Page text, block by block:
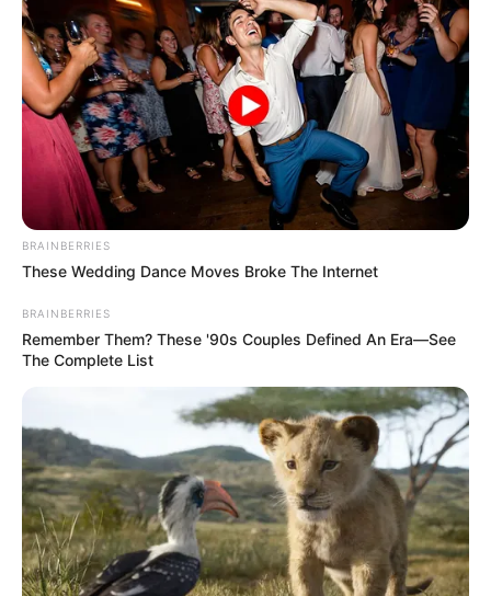
BRAINBERRIES
These Wedding Dance Moves Broke The Internet
BRAINBERRIES
Remember Them? These '90s Couples Defined An Era—See
The Complete List